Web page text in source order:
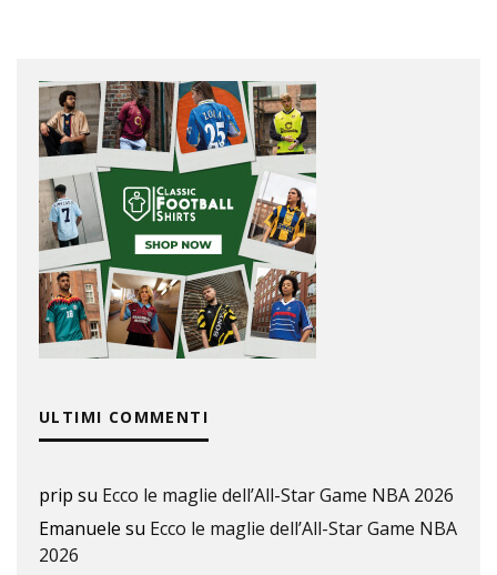
ULTIMI COMMENTI
prip su Ecco le maglie dell’All-Star Game NBA 2026
Emanuele su Ecco le maglie dell’All-Star Game NBA
2026